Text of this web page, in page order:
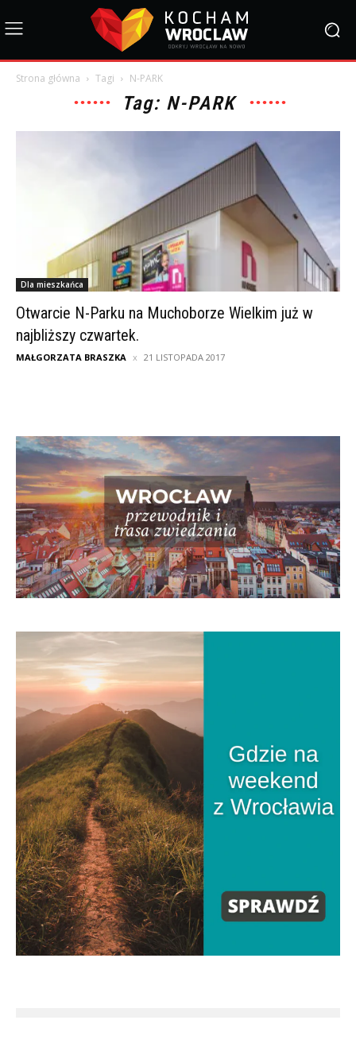
Strona główna Tagi N-PARK
Tag: N-PARK
Dla mieszkańca
Otwarcie N-Parku na Muchoborze Wielkim już w
najbliższy czwartek.
MAŁGORZATA BRASZKA 21 LISTOPADA 2017